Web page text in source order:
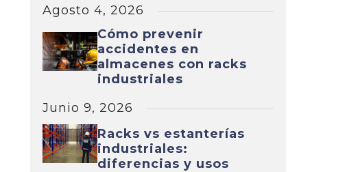
Agosto 4, 2026
Cómo prevenir
accidentes en
almacenes con racks
industriales
Junio 9, 2026
Racks vs estanterías
industriales:
diferencias y usos